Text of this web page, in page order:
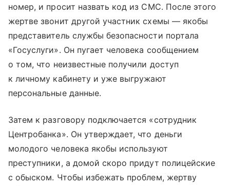
номер, и просит назвать код из СМС. После этого
жертве звонит другой участник схемы — якобы
представитель службы безопасности портала
«Госуслуги». Он пугает человека сообщением
о том, что неизвестные получили доступ
к личному кабинету и уже выгружают
персональные данные.
Затем к разговору подключается «сотрудник
Центробанка». Он утверждает, что деньги
молодого человека якобы используют
преступники, а домой скоро придут полицейские
с обыском. Чтобы избежать проблем, жертву